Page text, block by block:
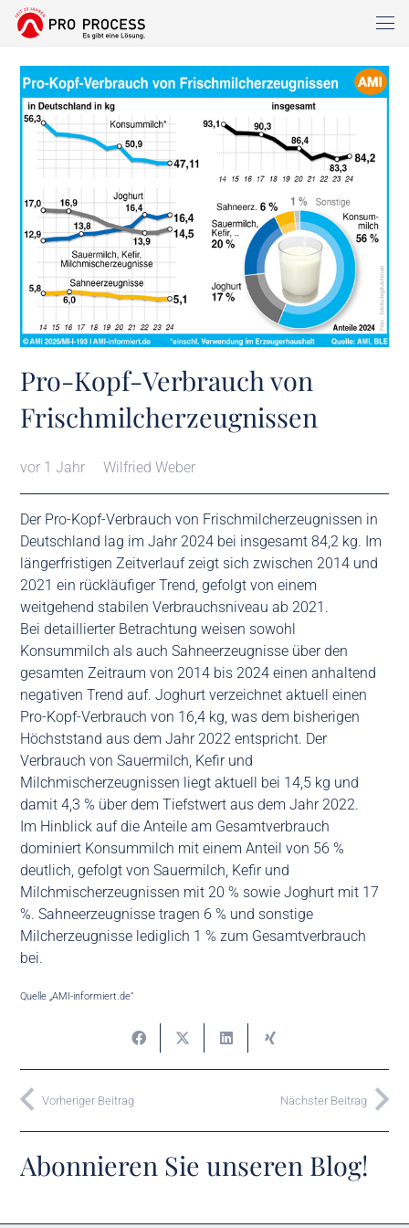
Pro-Kopf-Verbrauch von
Frischmilcherzeugnissen
vor 1 Jahr Wilfried Weber
Der Pro-Kopf-Verbrauch von Frischmilcherzeugnissen in
Deutschland lag im Jahr 2024 bei insgesamt 84,2 kg. Im
längerfristigen Zeitverlauf zeigt sich zwischen 2014 und
2021 ein rückläufiger Trend, gefolgt von einem
weitgehend stabilen Verbrauchsniveau ab 2021.
Bei detaillierter Betrachtung weisen sowohl
Konsummilch als auch Sahneerzeugnisse über den
gesamten Zeitraum von 2014 bis 2024 einen anhaltend
negativen Trend auf. Joghurt verzeichnet aktuell einen
Pro-Kopf-Verbrauch von 16,4 kg, was dem bisherigen
Höchststand aus dem Jahr 2022 entspricht. Der
Verbrauch von Sauermilch, Kefir und
Milchmischerzeugnissen liegt aktuell bei 14,5 kg und
damit 4,3 % über dem Tiefstwert aus dem Jahr 2022.
Im Hinblick auf die Anteile am Gesamtverbrauch
dominiert Konsummilch mit einem Anteil von 56 %
deutlich, gefolgt von Sauermilch, Kefir und
Milchmischerzeugnissen mit 20 % sowie Joghurt mit 17
%. Sahneerzeugnisse tragen 6 % und sonstige
Milcherzeugnisse lediglich 1 % zum Gesamtverbrauch
bei.
Quelle „AMI-informiert.de“
Vorheriger Beitrag Nächster Beitrag
Abonnieren Sie unseren Blog!